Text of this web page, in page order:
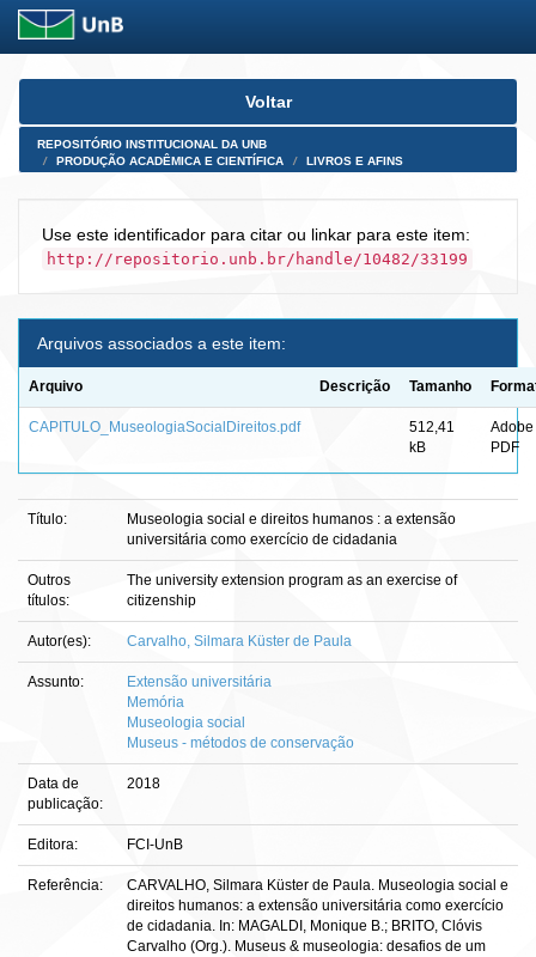
Skip
Voltar
REPOSITÓRIO INSTITUCIONAL DA UNB
PRODUÇÃO ACADÊMICA E CIENTÍFICA
LIVROS E AFINS
Use este identificador para citar ou linkar para este item:
http://repositorio.unb.br/handle/10482/33199
Arquivos associados a este item:
Arquivo Descrição Tamanho
CAPITULO_MuseologiaSocialDireitos.pdf
512,41
kB
Adobe
PDF
Título:
Museologia social e direitos humanos : a extensão
universitária como exercício de cidadania
Outros
títulos:
The university extension program as an exercise of
citizenship
Autor(es): Carvalho, Silmara Küster de Paula
Assunto:
Extensão universitária
Memória
Museologia social
Museus - métodos de conservação
Data de
publicação:
2018
Editora: FCI-UnB
Referência:
CARVALHO, Silmara Küster de Paula. Museologia social e
direitos humanos: a extensão universitária como exercício
de cidadania. In: MAGALDI, Monique B.; BRITO, Clóvis
Carvalho (Org.). Museus & museologia: desafios de um